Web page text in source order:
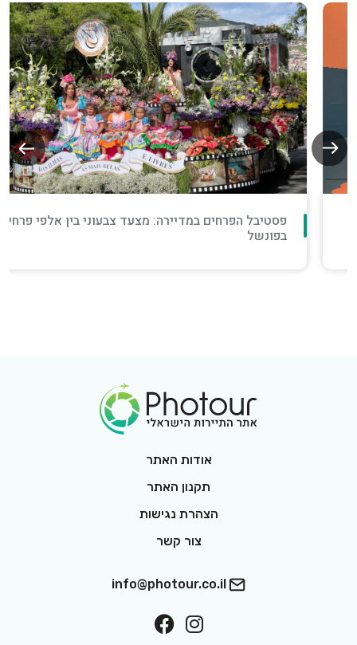
פסטיבל הפרחים במדיירה: מצעד צבעוני בין אלפי פרחים
בפונשל
אודות האתר
תקנון האתר
הצהרת נגישות
צור קשר
info@photour.co.il
Follow On Interest
On Facebook